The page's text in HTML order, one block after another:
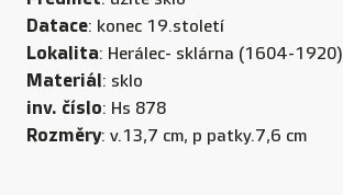
Datace: konec 19.století
Lokalita: Herálec- sklárna (1604-1920)
Materiál: sklo
inv. číslo: Hs 878
Rozměry: v.13,7 cm, p patky.7,6 cm